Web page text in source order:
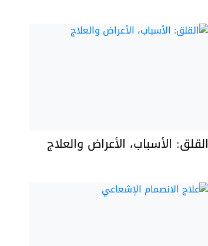
القلق: الأسباب، الأعراض والعلاج